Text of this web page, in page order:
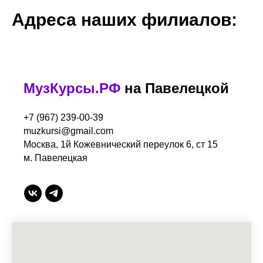
Адреса наших филиалов:
МузКурсы.РФ на Павелецкой
+7 (967) 239-00-39
muzkursi@gmail.com
Москва, 1й Кожевнический переулок 6, ст 15
м. Павелецкая